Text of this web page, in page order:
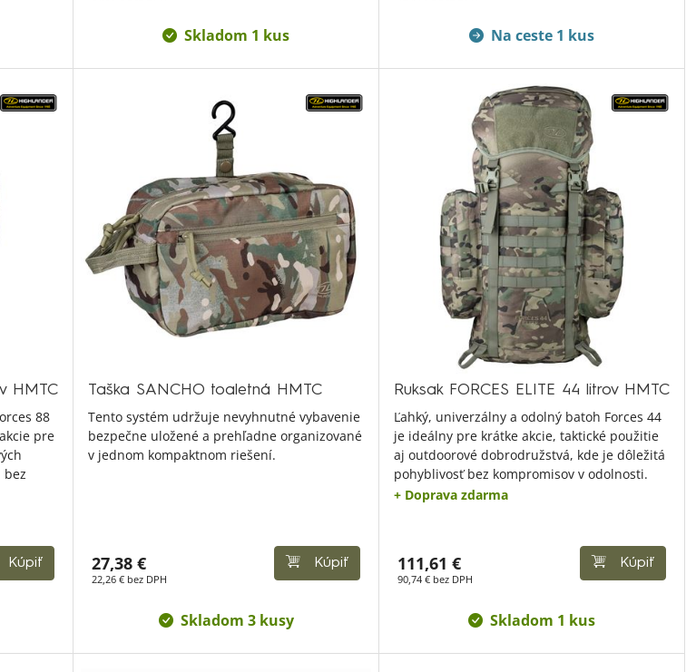
Skladom 1 kus Na ceste 1 kus
HMTC
88
pre
Kúpiť
Taška SANCHO toaletná HMTC
Tento systém udržuje nevyhnutné vybavenie
bezpečne uložené a prehľadne organizované
v jednom kompaktnom riešení.
27,38 €
22,26 € bez DPH
Kúpiť
Skladom 3 kusy
Ruksak FORCES ELITE 44 litrov HMTC
Ľahký, univerzálny a odolný batoh Forces 44
je ideálny pre krátke akcie, taktické použitie
aj outdoorové dobrodružstvá, kde je dôležitá
pohyblivosť bez kompromisov v odolnosti.
+ Doprava zdarma
111,61 €
90,74 € bez DPH
Kúpiť
Skladom 1 kus